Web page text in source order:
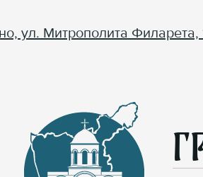
ул. Митрополита Филарета,